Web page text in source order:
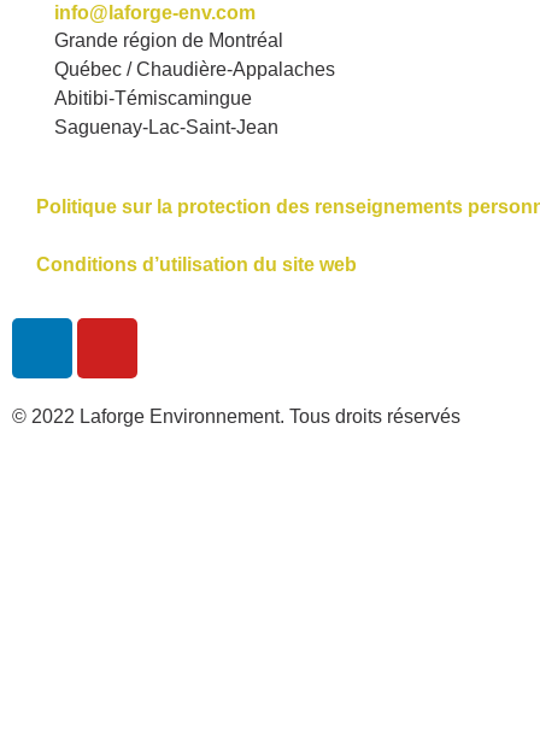
info@laforge-env.com
Grande région de Montréal
Québec / Chaudière-Appalaches
Abitibi-Témiscamingue
Saguenay-Lac-Saint-Jean
Politique sur la protection des renseignements
Conditions d’utilisation du site web
© 2022 Laforge Environnement. Tous droits réservés